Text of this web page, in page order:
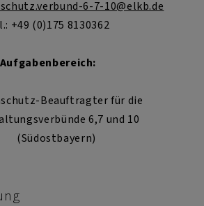
6-7-10@elkb.de
+49 (0)175 8130362
Aufgabenbereich:
Beauftragter für die
6,7 und 10
(Südostbayern)